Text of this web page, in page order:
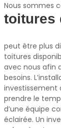
Nous sommes
toitures
peut être plus
toitures
avec nous afin
besoins.
investissement
prendre le
d’une équipe
éclairée. Un